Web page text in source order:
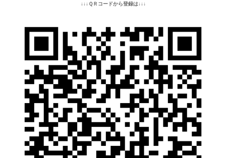
↓↓↓ＱＲコードから登録は↓↓↓